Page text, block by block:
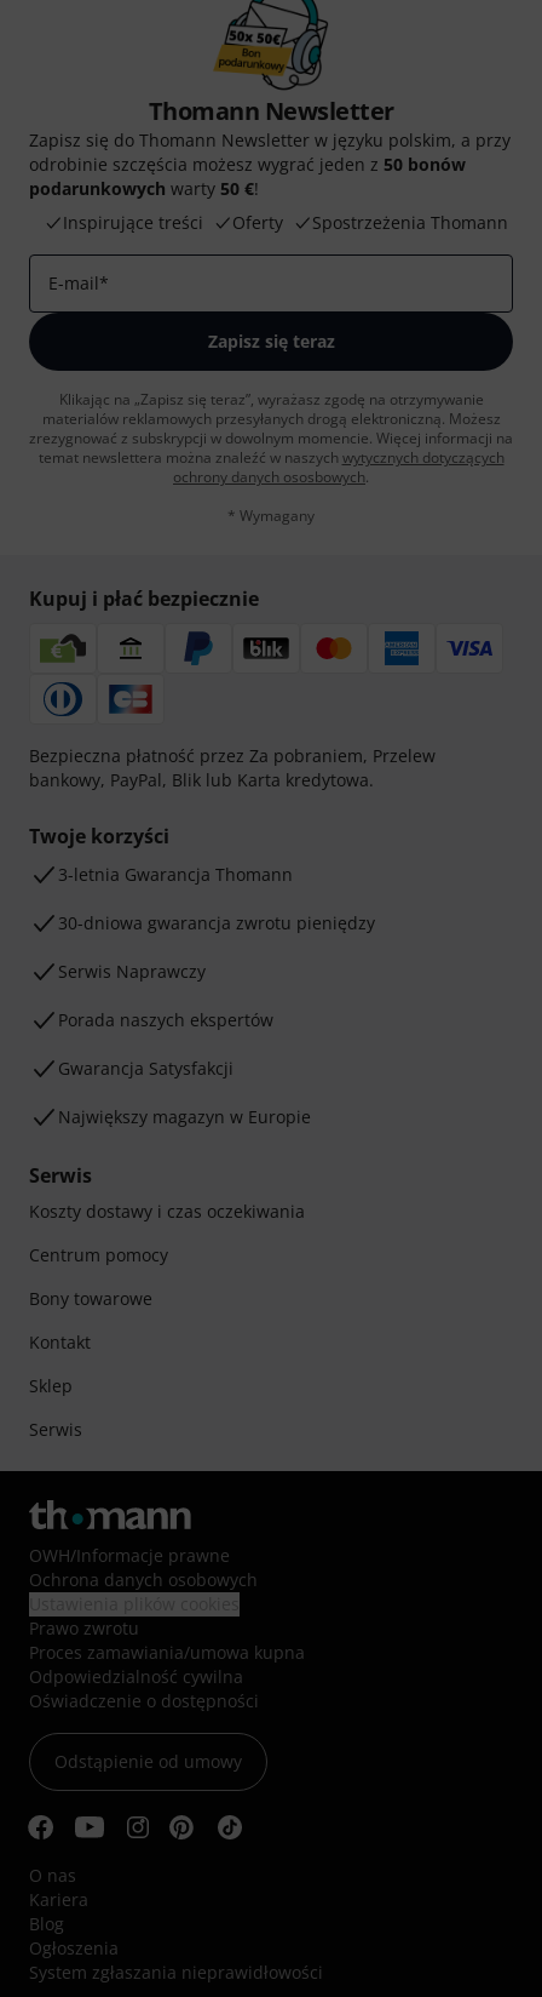
Thomann Newsletter
Zapisz się do Thomann Newsletter w języku polskim, a przy
odrobinie szczęścia możesz wygrać jeden z 50 bonów
podarunkowych warty 50 €!
Inspirujące treści
Oferty Spostrzeżenia Thomann
E-mail*
Zapisz się teraz
Klikając na „Zapisz się teraz”, wyrażasz zgodę na otrzymywanie
materialów reklamowych przesyłanych drogą elektroniczną. Możesz
zrezygnować z subskrypcji w dowolnym momencie. Więcej informacji na
temat newslettera można znaleźć w naszych wytycznych dotyczących
ochrony danych ososbowych.
* Wymagany
Kupuj i płać bezpiecznie
Bezpieczna płatność przez Za pobraniem, Przelew
bankowy, PayPal, Blik lub Karta kredytowa.
Twoje korzyści
3-letnia Gwarancja Thomann
30-dniowa gwarancja zwrotu pieniędzy
Serwis Naprawczy
Porada naszych ekspertów
Gwarancja Satysfakcji
Największy magazyn w Europie
Serwis
Koszty dostawy i czas oczekiwania
Centrum pomocy
Bony towarowe
Kontakt
Sklep
Serwis
OWH/Informacje prawne
Ochrona danych osobowych
Prawo zwrotu
Proces zamawiania/umowa kupna
Odpowiedzialność cywilna
Oświadczenie o dostępności
Odstąpienie od umowy
O nas
Kariera
Blog
Ogłoszenia
System zgłaszania nieprawidłowości